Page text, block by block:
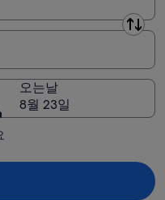
오는날
8월 23일